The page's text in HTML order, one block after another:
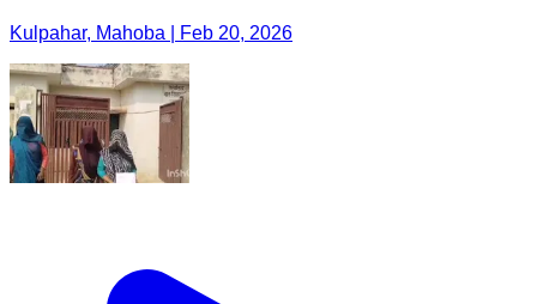
Kulpahar, Mahoba | Feb 20, 2026